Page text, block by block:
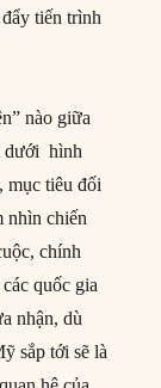
tiến trình
nào giữa
dưới hình
mục tiêu đối
nhìn chiến
chính
quốc gia
nhận, dù
sắp tới sẽ là